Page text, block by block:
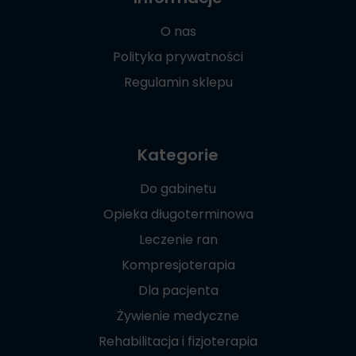
O nas
Polityka prywatności
Regulamin sklepu
Kategorie
Do gabinetu
Opieka długoterminowa
Leczenie ran
Kompresjoterapia
Dla pacjenta
Żywienie medyczne
Rehabilitacja i fizjoterapia